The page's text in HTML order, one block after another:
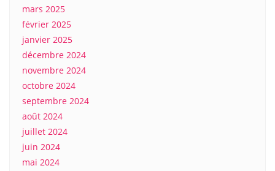
mars 2025
février 2025
janvier 2025
décembre 2024
novembre 2024
octobre 2024
septembre 2024
août 2024
juillet 2024
juin 2024
mai 2024